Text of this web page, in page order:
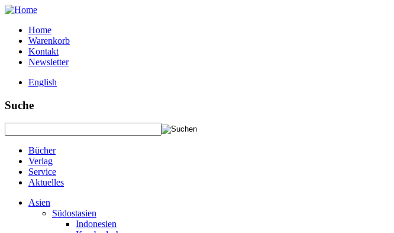
Home
Warenkorb
Kontakt
Newsletter
English
Suche
Bücher
Verlag
Service
Aktuelles
Asien
Südostasien
Indonesien